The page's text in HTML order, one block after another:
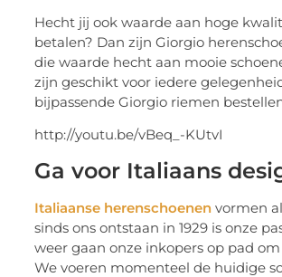
Hecht jij ook waarde aan hoge
betalen? Dan zijn Giorgio
die waarde hecht aan mooie
zijn geschikt voor iedere
bijpassende Giorgio riemen
http://youtu.be/vBeq_-KUtvI
Ga voor Italiaans
Italiaanse herenschoenen vormen
sinds ons ontstaan in 1929 is onze
weer gaan onze inkopers op pad
We voeren momenteel de huidige